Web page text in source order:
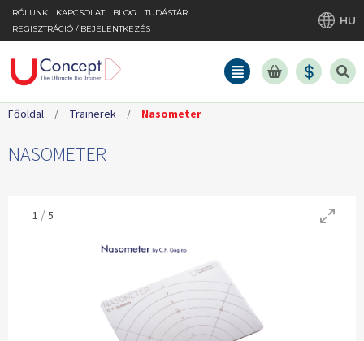
RÓLUNK KAPCSOLAT BLOG
TUDÁSTÁR
REGISZTRÁCIÓ / BEJELENTKEZÉS
HU
1 /5
Főoldal / Trainerek / Nasometer
NASOMETER